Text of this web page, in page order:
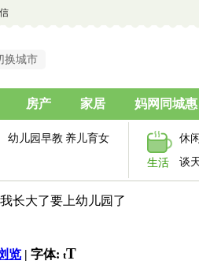
换城市
房产 家居 妈网同城惠
幼儿园早教 养儿育女
生活
休
谈
长大了要上幼儿园了
览 | 字体: tT